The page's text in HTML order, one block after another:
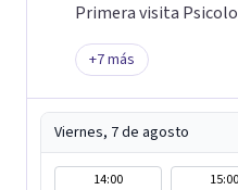
Primera visita
+7más
Viernes, 7 de agosto
14:00 15:00